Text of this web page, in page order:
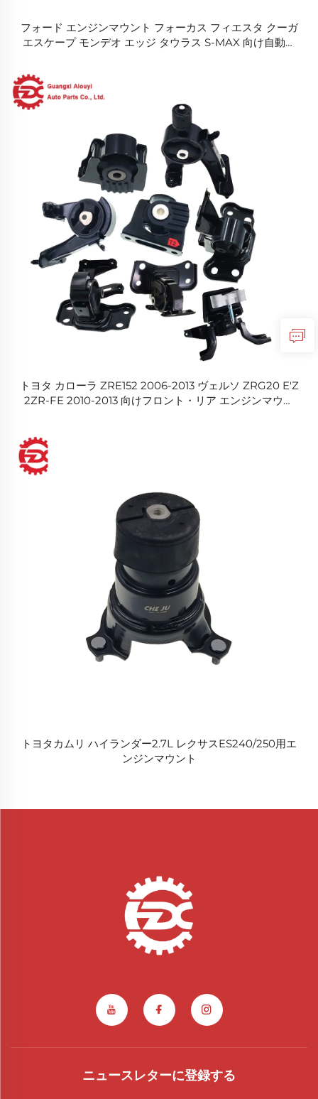
フォード エンジンマウント フォーカス フィエスタ クーガ
エスケープ モンデオ エッジ タウラス S-MAX 向け自動車
トヨタ カローラ ZRE152 2006-2013 ヴェルソ ZRG20 E'Z
2ZR-FE 2010-2013 向けフロント・リア エンジンマウン
トヨタカムリ ハイランダー2.7L レクサスES240/250用エ
ンジンマウント
ニュースレターに登録する